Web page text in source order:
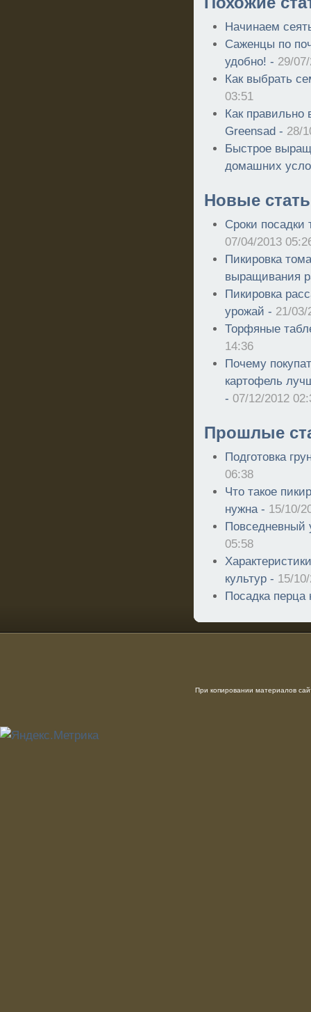
Начинаем
Саженцы по
удобно! - 29/
Как выбрать
03:51
Как
Greensad - 28/
Быстрое
домашних
Новые
Сроки посадки
07/04/2013
Пикировка
выращивания
Пикировка
урожай - 21/03/
Торфяные
14:36
Почему
картофель
-07/12/2012
Прошлые
Подготовка
06:38
Что такое
нужна - 15/10/
Повседневный
05:58
культур - 15/
Посадка
При копировании материалов